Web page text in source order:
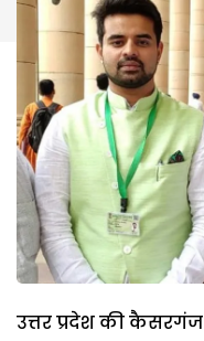
उत्तर प्रदेश की